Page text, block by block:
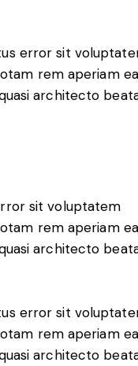
error sit
rem aperiam
architecto
sit voluptatem
rem aperiam
architecto
error sit
rem aperiam
architecto